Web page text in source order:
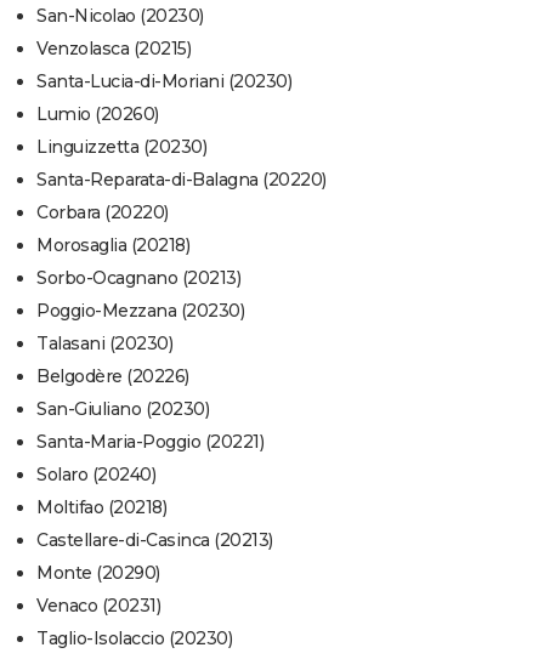
San-Nicolao (20230)
Venzolasca (20215)
Santa-Lucia-di-Moriani (20230)
Lumio (20260)
Linguizzetta (20230)
Santa-Reparata-di-Balagna (20220)
Corbara (20220)
Morosaglia (20218)
Sorbo-Ocagnano (20213)
Poggio-Mezzana (20230)
Talasani (20230)
Belgodère (20226)
San-Giuliano (20230)
Santa-Maria-Poggio (20221)
Solaro (20240)
Moltifao (20218)
Castellare-di-Casinca (20213)
Monte (20290)
Venaco (20231)
Taglio-Isolaccio (20230)